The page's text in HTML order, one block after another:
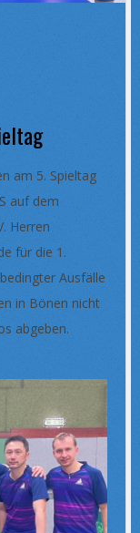
am 5. Spieltag
auf dem
Herren
für die 1.
Ausfälle
in Bönen nicht
abgeben.